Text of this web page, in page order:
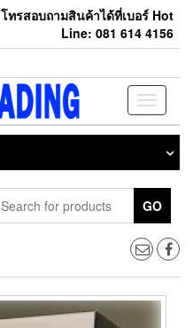
โทรสอบถามสินค้าได้ที่เบอร์ Hot
Line: 081 614 4156
Toggle
GO